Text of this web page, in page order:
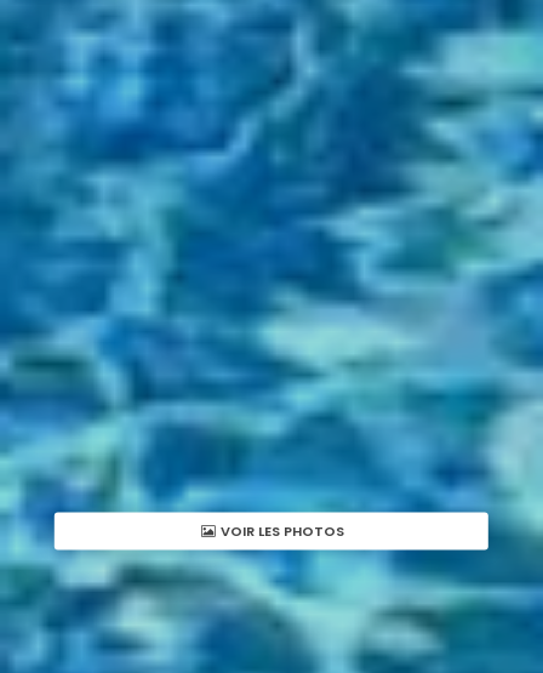
VOIR LES PHOTOS